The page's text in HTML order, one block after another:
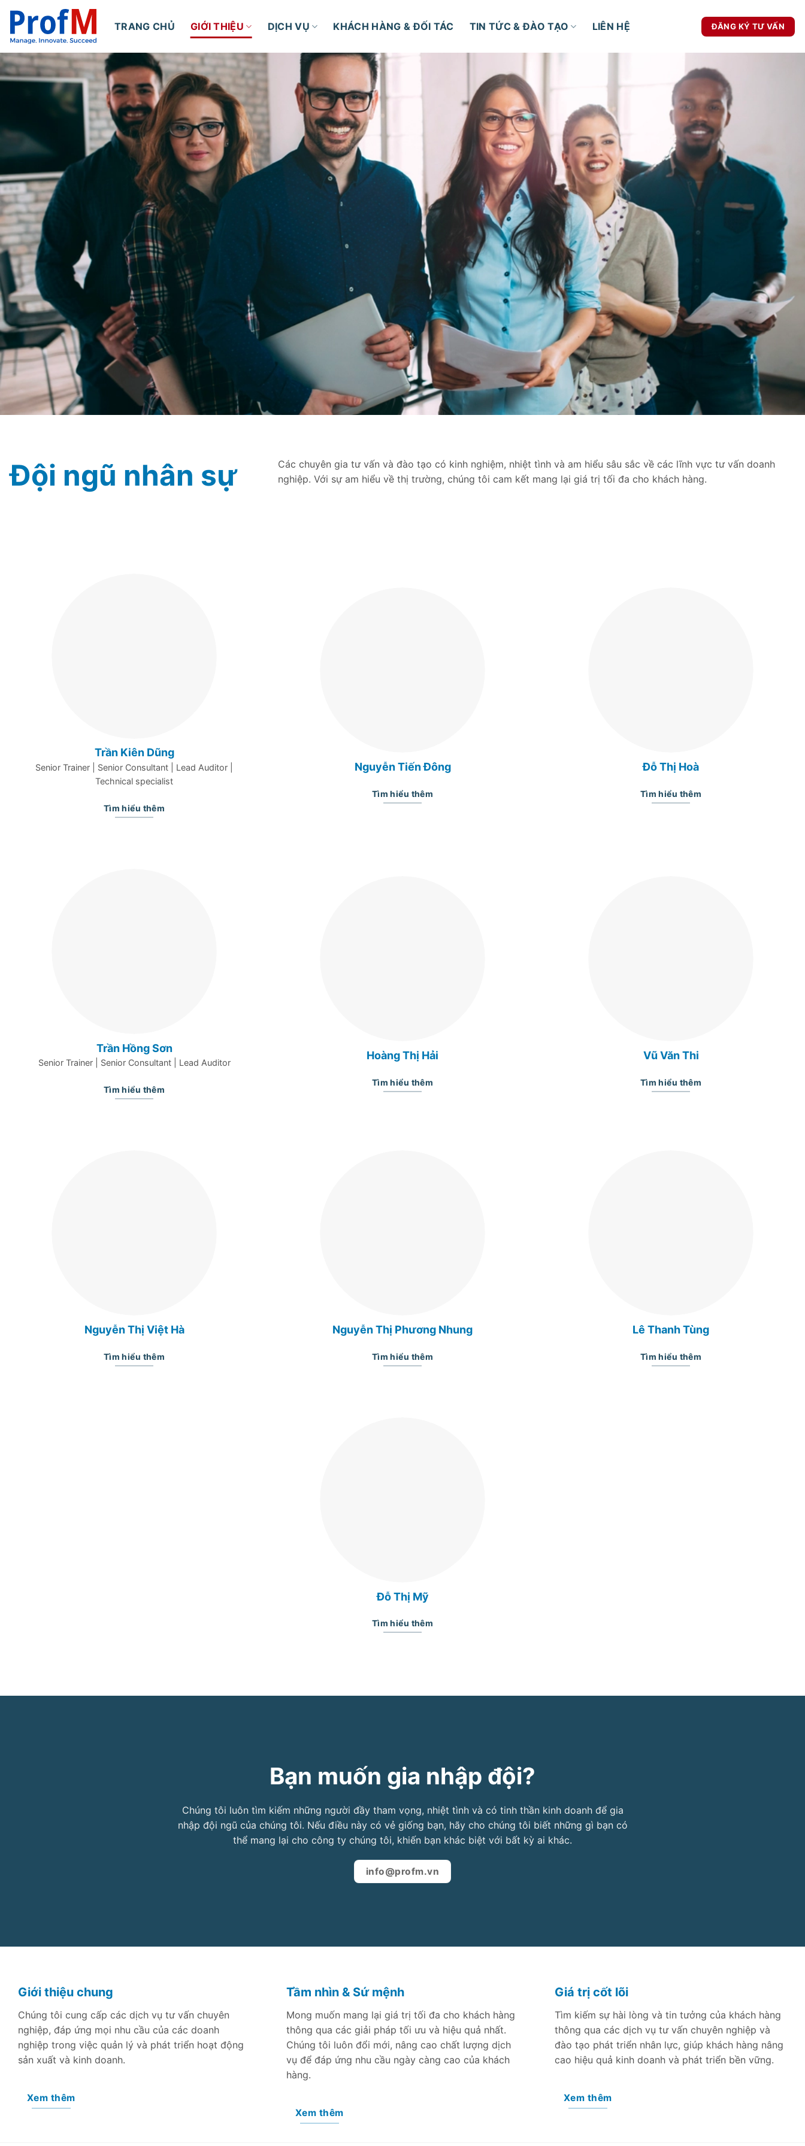
Skip
content
TRANG CHỦ GIỚI THIỆU DỊCH VỤ KHÁCH HÀNG & ĐỐI TÁC TIN TỨC & ĐÀO TẠO LIÊN HỆ ĐĂNG KÝ TƯ VẤN
Đội ngũ nhân sự
Các chuyên gia tư vấn và đào tạo có kinh nghiệm, nhiệt tình và am hiểu sâu sắc về các lĩnh vực tư vấn doanh
nghiệp. Với sự am hiểu về thị trường, chúng tôi cam kết mang lại giá trị tối đa cho khách hàng.
Trần Kiên Dũng
Senior Trainer | Senior Consultant | Lead Auditor |
Technical specialist
Tìm hiểu thêm
Nguyễn Tiến Đông
Tìm hiểu thêm
Đỗ Thị Hoà
Tìm hiểu thêm
Trần Hồng Sơn
Senior Trainer | Senior Consultant | Lead Auditor
Tìm hiểu thêm
Hoàng Thị Hải
Tìm hiểu thêm
Vũ Văn Thi
Tìm hiểu thêm
Nguyễn Thị Việt Hà
Tìm hiểu thêm
Nguyễn Thị Phương Nhung
Tìm hiểu thêm
Lê Thanh Tùng
Tìm hiểu thêm
Đỗ Thị Mỹ
Tìm hiểu thêm
Bạn muốn gia nhập đội?
Chúng tôi luôn tìm kiếm những người đầy tham vọng, nhiệt tình và có tinh thần kinh doanh để gia
nhập đội ngũ của chúng tôi. Nếu điều này có vẻ giống bạn, hãy cho chúng tôi biết những gì bạn có
thể mang lại cho công ty chúng tôi, khiến bạn khác biệt với bất kỳ ai khác.
info@profm.vn
Giới thiệu chung
Chúng tôi cung cấp các dịch vụ tư vấn chuyên
nghiệp, đáp ứng mọi nhu cầu của các doanh
nghiệp trong việc quản lý và phát triển hoạt động
sản xuất và kinh doanh.
Xem thêm
Tầm nhìn & Sứ mệnh
Mong muốn mang lại giá trị tối đa cho khách hàng
thông qua các giải pháp tối ưu và hiệu quả nhất.
Chúng tôi luôn đổi mới, nâng cao chất lượng dịch
vụ để đáp ứng nhu cầu ngày càng cao của khách
hàng.
Xem thêm
Giá trị cốt lõi
Tìm kiếm sự hài lòng và tin tưởng của khách hàng
thông qua các dịch vụ tư vấn chuyên nghiệp và
đào tạo phát triển nhân lực, giúp khách hàng nâng
cao hiệu quả kinh doanh và phát triển bền vững.
Xem thêm